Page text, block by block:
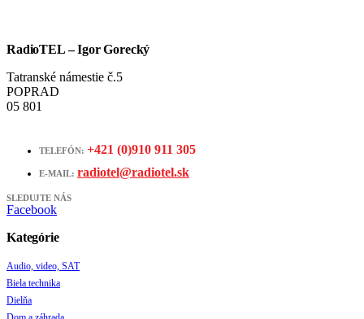
RadioTEL – Igor Gorecký
Tatranské námestie č.5
POPRAD
05 801
TELEFÓN: +421 (0)910 911 305
E-MAIL: radiotel@radiotel.sk
SLEDUJTE NÁS
Facebook
Kategórie
Audio, video, SAT
Biela technika
Dielňa